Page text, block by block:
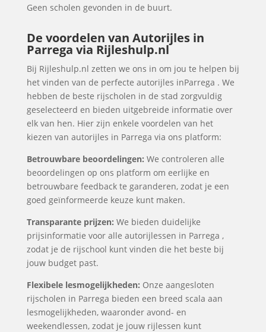
Geen scholen gevonden in de buurt.
De voordelen van Autorijles in
Parrega via Rijleshulp.nl
Bij Rijleshulp.nl zetten we ons in om jou te helpen bij
het vinden van de perfecte autorijles inParrega . We
hebben de beste rijscholen in de stad zorgvuldig
geselecteerd en bieden uitgebreide informatie over
elk van hen. Hier zijn enkele voordelen van het
kiezen van autorijles in Parrega via ons platform:
Betrouwbare beoordelingen: We controleren alle
beoordelingen op ons platform om eerlijke en
betrouwbare feedback te garanderen, zodat je een
goed geïnformeerde keuze kunt maken.
Transparante prijzen: We bieden duidelijke
prijsinformatie voor alle autorijlessen in Parrega ,
zodat je de rijschool kunt vinden die het beste bij
jouw budget past.
Flexibele lesmogelijkheden: Onze aangesloten
rijscholen in Parrega bieden een breed scala aan
lesmogelijkheden, waaronder avond- en
weekendlessen, zodat je jouw rijlessen kunt